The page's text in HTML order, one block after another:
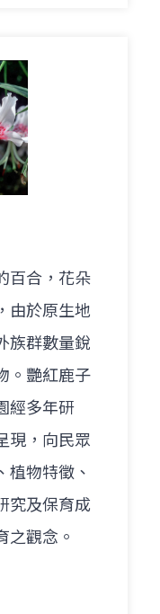
百合，花朵
由於原生地
族群數量銳
。艷紅鹿子
經多年研
現，向民眾
植物特徵、
究及保育成
之觀念。